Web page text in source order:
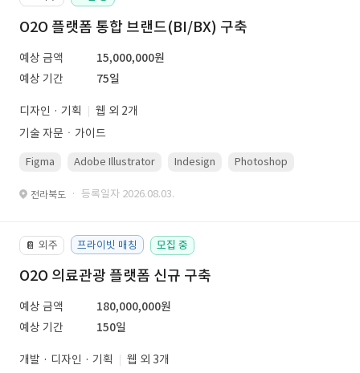
O2O 플랫폼 통합 브랜드(BI/BX) 구축
예상 금액
15,000,000원
예상 기간
75일
디자인 · 기획
웹 외 2개
기술 자문ㆍ가이드
Figma Adobe Illustrator Indesign Photoshop
전라북도 · 등록일자 2026.08.03.
📔 외주 프라이빗 매칭 모집 중
O2O 의료관광 플랫폼 신규 구축
예상 금액
180,000,000원
예상 기간
150일
개발 · 디자인 · 기획
웹 외 3개